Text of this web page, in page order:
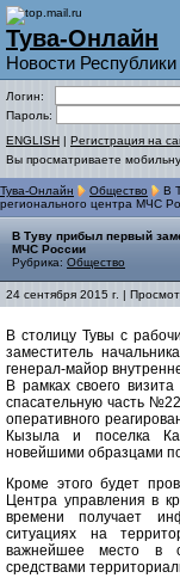
Тува-Онлайн
Новости
Логин:
Пароль:
ENGLISH | Регистрация на
Вы просматриваете
Тува-Онлайн Общество
В
регионального центра МЧС
В Туву прибыл первый
МЧС России
Рубрика: Общество
24 сентября 2015 г. |
В столицу Тувы с
заместитель
генерал-майор
В рамках своего
спасательную часть
оперативного
Кызыла и поселка
новейшими образцами
Кроме этого будет
Центра управления в
времени получает
ситуациях на
важнейшее место в
средствами